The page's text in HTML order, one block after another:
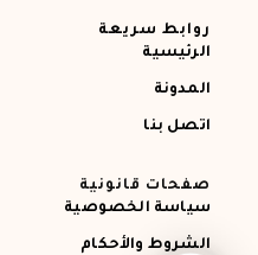
روابط سريعة
الرئيسية
المدونة
اتصل بنا
صفحات قانونية
سياسة الخصوصية
الشروط والأحكام